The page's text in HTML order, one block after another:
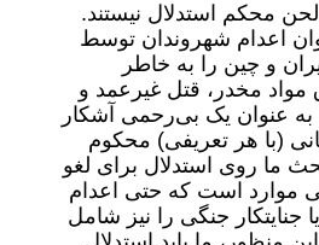
محکم استدلال نیستند.
اعدام شهروندان توسط
و چین را به خاطر
مواد مخدر، قتل غیرعمد و
عنوان یک بی‌رحمی آشکار
(با هر تعریفی) محکوم
ما روی استدلال برای لغو
موارد است که حتی اعدام
جنایتکار جنگی را نیز شامل